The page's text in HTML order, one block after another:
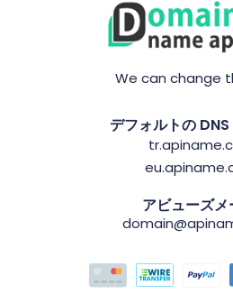
We can change
デフォルトの
アビューズメ